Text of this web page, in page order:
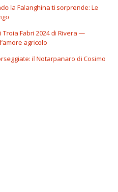
la Falanghina ti sorprende: Le
Troia Fabri 2024 di Rivera —
agricolo
il Notarpanaro di Cosimo